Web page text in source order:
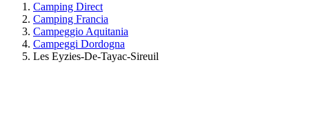
Camping Direct
Camping Francia
Campeggio Aquitania
Campeggi Dordogna
Les Eyzies-De-Tayac-Sireuil